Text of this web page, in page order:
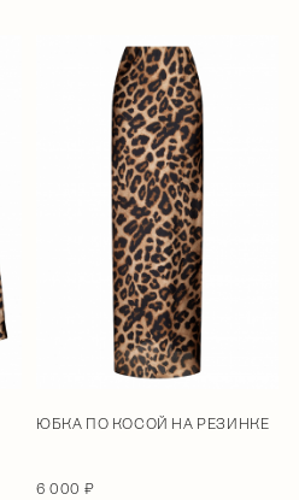
ЮБКА ПО КОСОЙ НА РЕЗИНКЕ
6 000 ₽